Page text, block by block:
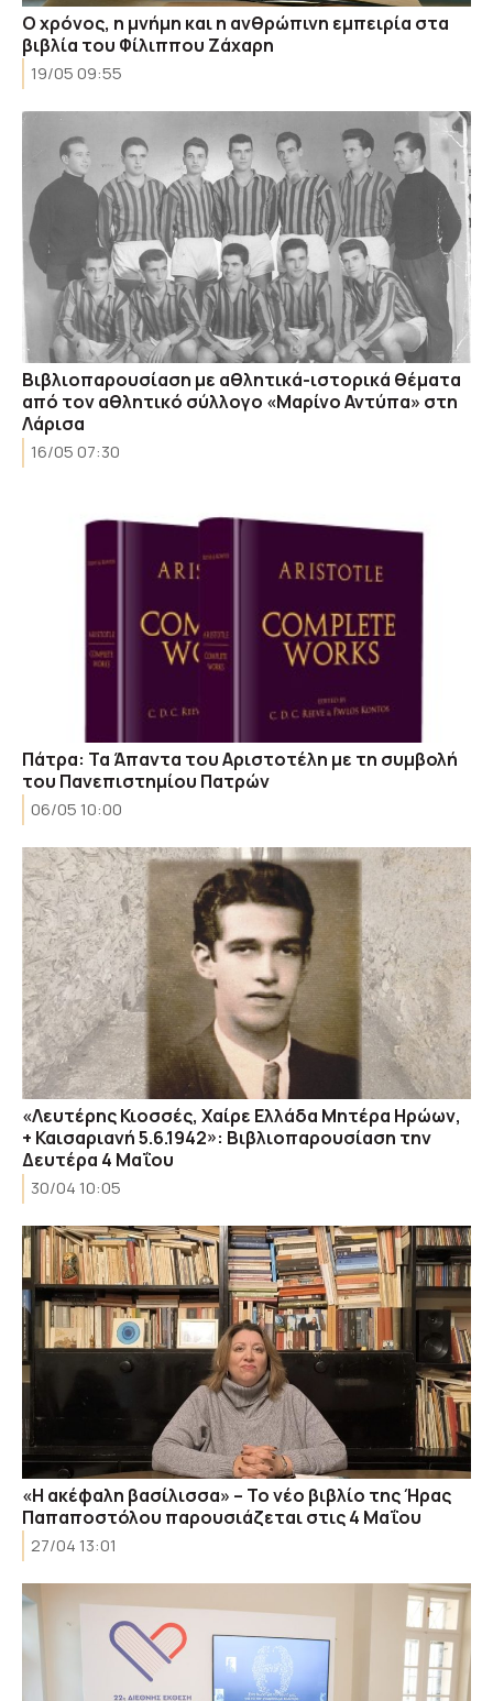
Ο χρόνος, η μνήμη και η ανθρώπινη εμπειρία στα
βιβλία του Φίλιππου Ζάχαρη
19/05 09:55
Βιβλιοπαρουσίαση με αθλητικά-ιστορικά θέματα
από τον αθλητικό σύλλογο «Μαρίνο Αντύπα» στη
Λάρισα
16/05 07:30
Πάτρα: Τα Άπαντα του Αριστοτέλη με τη συμβολή
του Πανεπιστημίου Πατρών
06/05 10:00
«Λευτέρης Κιοσσές, Χαίρε Ελλάδα Μητέρα Ηρώων,
+ Καισαριανή 5.6.1942»: Βιβλιοπαρουσίαση την
Δευτέρα 4 Μαΐου
30/04 10:05
«H ακέφαλη βασίλισσα» – Το νέο βιβλίο της Ήρας
Παπαποστόλου παρουσιάζεται στις 4 Μαΐου
27/04 13:01